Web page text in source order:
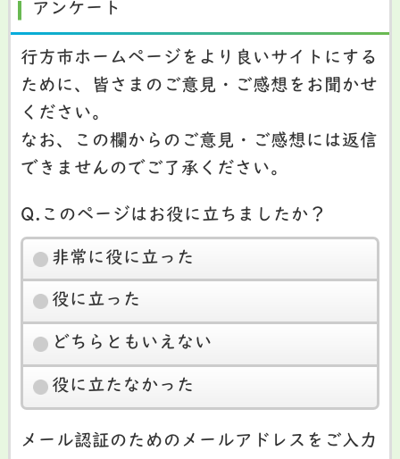
アンケート
行方市ホームページをより良いサイトにする
ために、皆さまのご意見・ご感想をお聞かせ
ください。
なお、この欄からのご意見・ご感想には返信
できませんのでご了承ください。
Q.このページはお役に立ちましたか？
非常に役に立った
役に立った
どちらともいえない
役に立たなかった
メール認証のためのメールアドレスをご入力